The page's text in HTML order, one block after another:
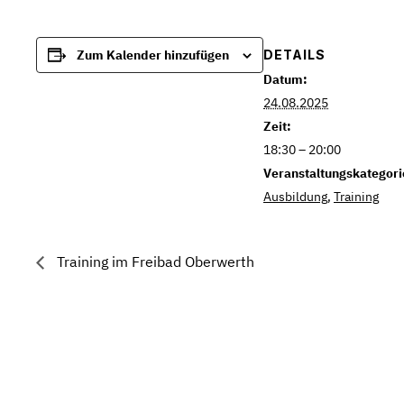
Zum Kalender hinzufügen DETAILS
Datum:
24.08.2025
Zeit:
18:30 – 20:00
Ausbildung, Training
Training im Freibad Oberwerth